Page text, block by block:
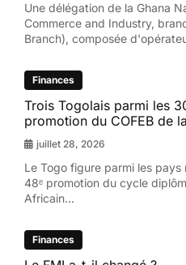
Une délégation de la Ghana
Commerce and Industry,
Branch), composée
Finances
Trois Togolais parmi les
promotion du COFEB de
juillet 28, 2026
Le Togo figure parmi les pays
48ᵉ promotion du cycle
Africain...
Finances